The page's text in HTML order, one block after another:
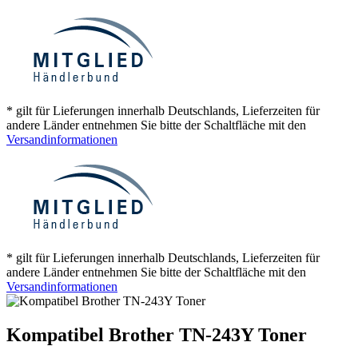
* gilt für Lieferungen innerhalb Deutschlands, Lieferzeiten für
andere Länder entnehmen Sie bitte der Schaltfläche mit den
Versandinformationen
* gilt für Lieferungen innerhalb Deutschlands, Lieferzeiten für
andere Länder entnehmen Sie bitte der Schaltfläche mit den
Versandinformationen
Kompatibel Brother TN-243Y Toner